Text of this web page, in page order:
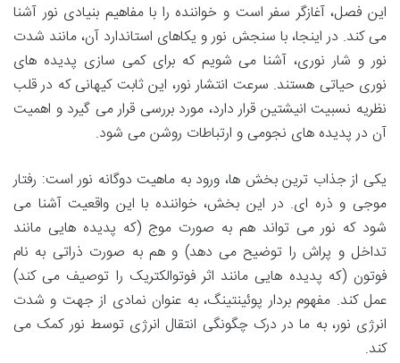
این فصل، آغازگر سفر است و خواننده را با مفاهیم بنیادی نور آشنا
می کند. در اینجا، با سنجش نور و یکاهای استاندارد آن، مانند شدت
نور و شار نوری، آشنا می شویم که برای کمی سازی پدیده های
نوری حیاتی هستند. سرعت انتشار نور، این ثابت کیهانی که در قلب
نظریه نسبیت انیشتین قرار دارد، مورد بررسی قرار می گیرد و اهمیت
آن در پدیده های نجومی و ارتباطات روشن می شود.
یکی از جذاب ترین بخش ها، ورود به ماهیت دوگانه نور است: رفتار
موجی و ذره ای. در این بخش، خواننده با این واقعیت آشنا می
شود که نور می تواند هم به صورت موج (که پدیده هایی مانند
تداخل و پراش را توضیح می دهد) و هم به صورت ذراتی به نام
فوتون (که پدیده هایی مانند اثر فوتوالکتریک را توصیف می کند)
عمل کند. مفهوم بردار پوئینتینگ، به عنوان نمادی از جهت و شدت
انرژی نور، به ما در درک چگونگی انتقال انرژی توسط نور کمک می
کند.